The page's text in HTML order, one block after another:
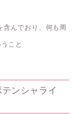
んでおり、何も周
こと
ンシャライ